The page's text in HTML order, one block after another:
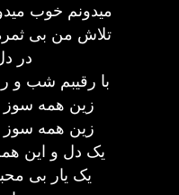
میدونم خوب
تلاش من بی
در
با رقیبم شب و
زین همه سوز
زین همه سوز
یک دل و این
یک یار بی